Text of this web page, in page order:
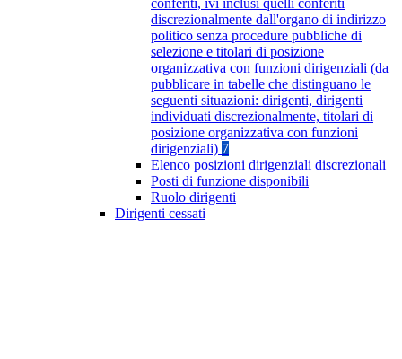
conferiti, ivi inclusi quelli conferiti
discrezionalmente dall'organo di indirizzo
politico senza procedure pubbliche di
selezione e titolari di posizione
organizzativa con funzioni dirigenziali (da
pubblicare in tabelle che distinguano le
seguenti situazioni: dirigenti, dirigenti
individuati discrezionalmente, titolari di
posizione organizzativa con funzioni
dirigenziali) 7
Elenco posizioni dirigenziali discrezionali
Posti di funzione disponibili
Ruolo dirigenti
Dirigenti cessati